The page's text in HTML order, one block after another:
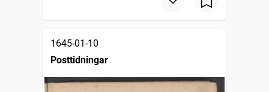
1645-01-10
Posttidningar